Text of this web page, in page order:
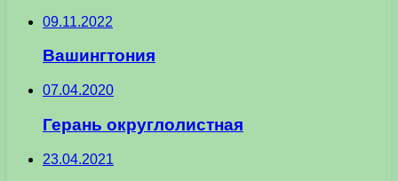
09.11.2022
Вашингтония
07.04.2020
Герань округлолистная
23.04.2021